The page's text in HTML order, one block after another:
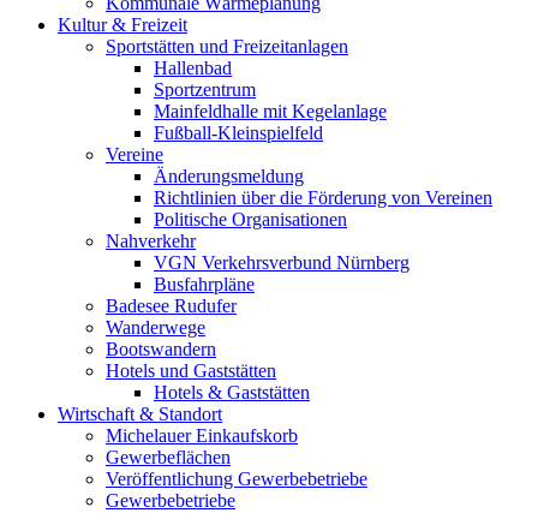
Kultur & Freizeit
Sportstätten und Freizeitanlagen
Hallenbad
Sportzentrum
Mainfeldhalle mit Kegelanlage
Fußball-Kleinspielfeld
Vereine
Änderungsmeldung
Richtlinien über die Förderung von Vereinen
Politische Organisationen
Nahverkehr
VGN Verkehrsverbund Nürnberg
Busfahrpläne
Badesee Rudufer
Wanderwege
Bootswandern
Hotels und Gaststätten
Hotels & Gaststätten
Wirtschaft & Standort
Michelauer Einkaufskorb
Gewerbeflächen
Veröffentlichung Gewerbebetriebe
Gewerbebetriebe